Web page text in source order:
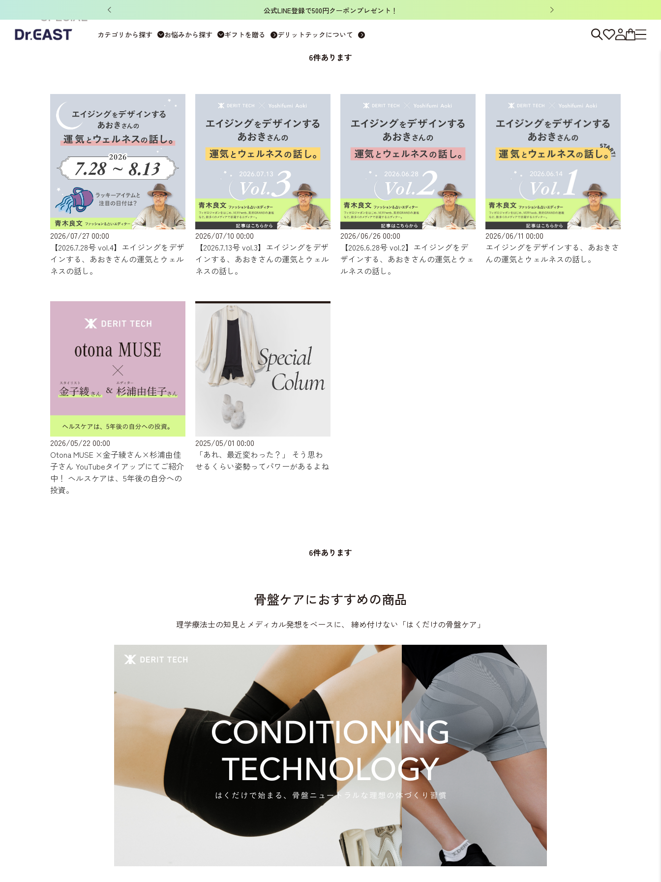
公式LINE登録で500円クーポンプレゼント！
カテゴリから探す お悩みから探す ギフトを贈る デリットテックについて
SPECIAL
6件あります
2026/07/27 00:00
【2026.7.28号 vol.4】エイジングをデザ
インする、あおきさんの運気とウェル
ネスの話し。
2026/07/10 00:00
【2026.7.13号 vol.3】エイジングをデザ
インする、あおきさんの運気とウェル
ネスの話し。
2026/06/26 00:00
【2026.6.28号 vol.2】エイジングをデ
ザインする、あおきさんの運気とウェ
ルネスの話し。
2026/06/11 00:00
エイジングをデザインする、あおきさ
んの運気とウェルネスの話し。
2026/05/22 00:00
Otona MUSE ×金子綾さん×杉浦由佳
子さん YouTubeタイアップにてご紹介
中！ ヘルスケアは、5年後の自分への
投資。
2025/05/01 00:00
「あれ、最近変わった？」 そう思わ
せるくらい姿勢ってパワーがあるよね
6件あります
骨盤ケアにおすすめの商品
理学療法士の知見とメディカル発想をベースに、 締め付けない「はくだけの骨盤ケア」